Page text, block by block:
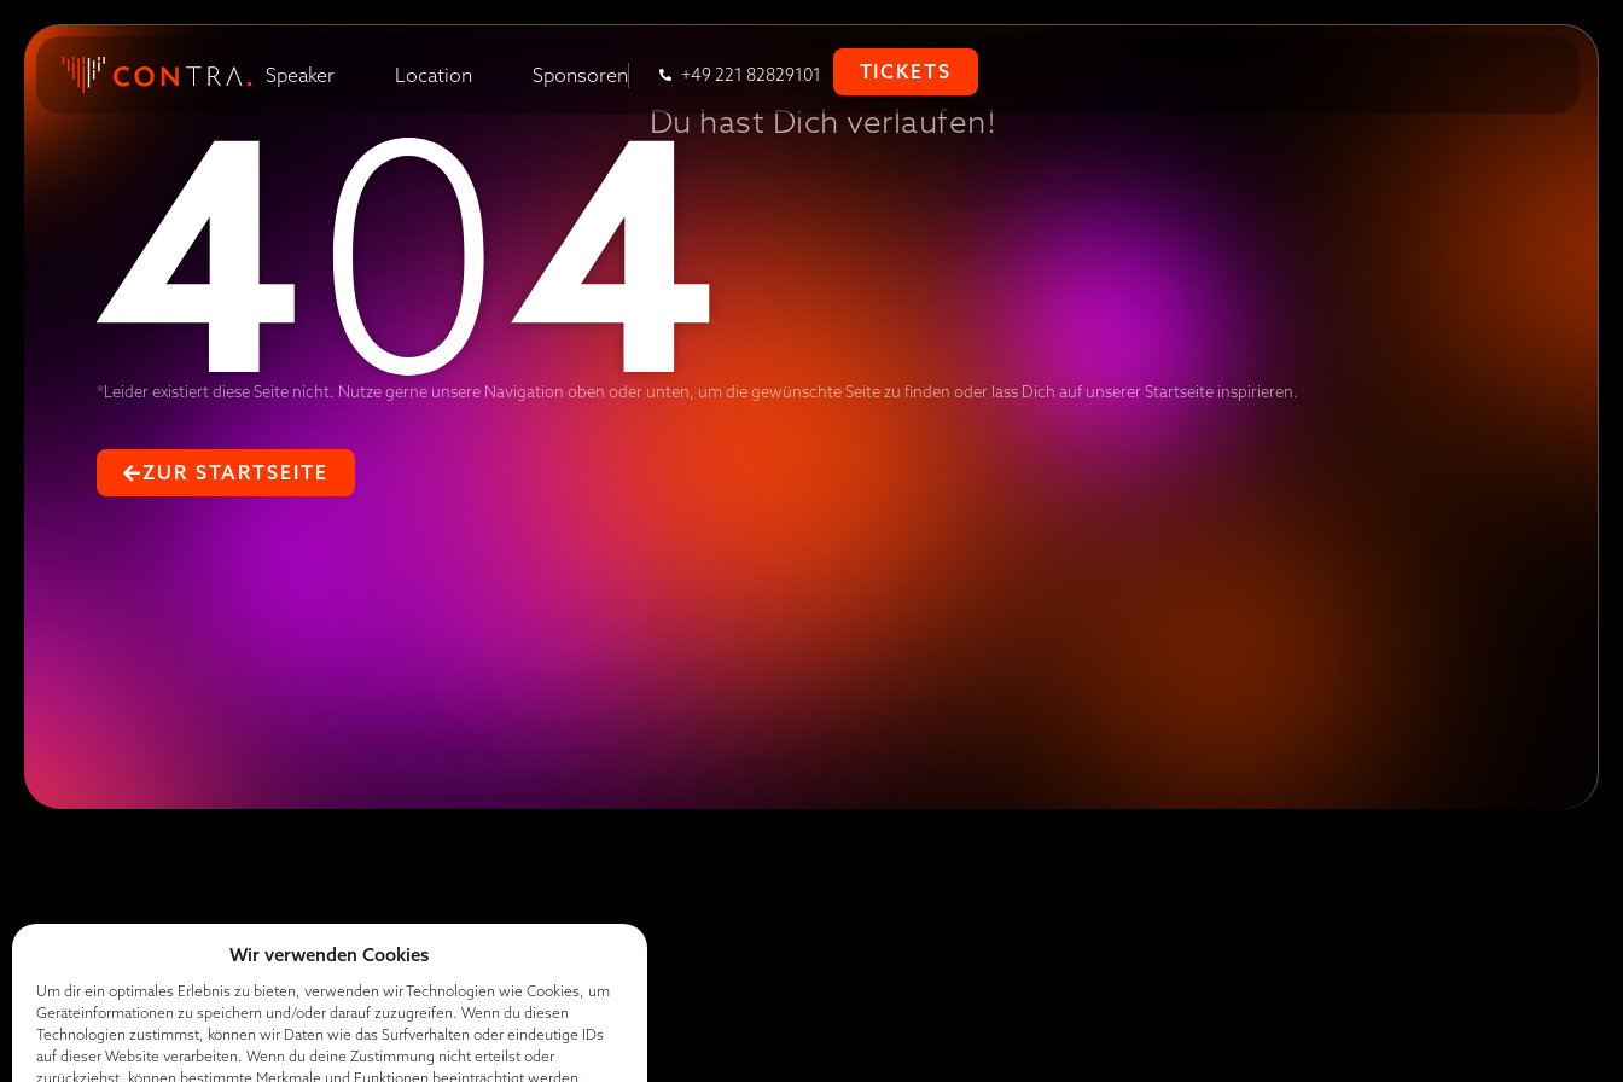
Wir verwenden Cookies
Um dir ein optimales Erlebnis zu bieten, verwenden wir Technologien wie Cookies, um
Geräteinformationen zu speichern und/oder darauf zuzugreifen. Wenn du diesen
Technologien zustimmst, können wir Daten wie das Surfverhalten oder eindeutige IDs
auf dieser Website verarbeiten. Wenn du deine Zustimmung nicht erteilst oder
zurückziehst, können bestimmte Merkmale und Funktionen beeinträchtigt werden.
Speaker Location Sponsoren +49 221 82829101 TICKETS
404
*Leider existiert diese Seite nicht. Nutze gerne unsere Navigation oben oder unten, um die gewünschte Seite zu finden oder lass Dich auf unserer Startseite inspirieren.
Du hast Dich verlaufen!
ZUR STARTSEITE